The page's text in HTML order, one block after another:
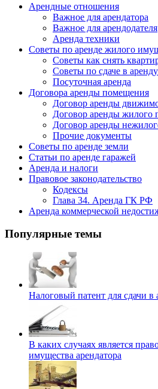
Арендные отношения
Важное для арендатора
Важное для арендодателя
Аренда техники
Советы по аренде жилого
Советы как снять
Советы по сдаче в
Посуточная аренда
Договора аренды помещения
Договор аренды
Договор аренды жилого
Договор аренды
Прочие документы
Советы по аренде земли
Статьи по аренде гаражей
Аренда и налоги
Правовое законодательство
Кодексы
Глава 34. Аренда ГК РФ
Аренда коммерческой
Популярные темы
Налоговый патент для сдачи в
В каких случаях является
имущества арендатора